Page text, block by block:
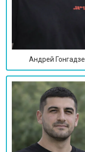
Андрей Гонгадзе